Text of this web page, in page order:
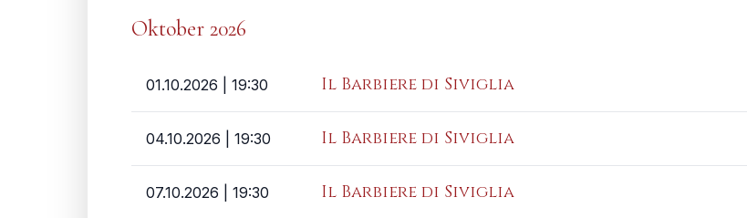
Oktober 2026
01.10.2026 | 19:30 Il Barbiere di Siviglia
04.10.2026 | 19:30 Il Barbiere di Siviglia
07.10.2026 | 19:30 Il Barbiere di Siviglia